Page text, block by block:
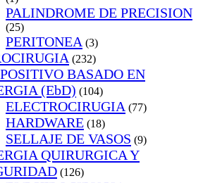
PALINDROME DE PRECISION
(25)
PERITONEA (3)
(232)
BASADO EN
(EbD) (104)
ELECTROCIRUGIA (77)
HARDWARE (18)
SELLAJE DE VASOS (9)
QUIRURGICA Y
(126)